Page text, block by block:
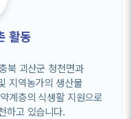
활동
북 괴산군 청천면과
지역농가의 생산물
계층의 식생활 지원으로
하고 있습니다.